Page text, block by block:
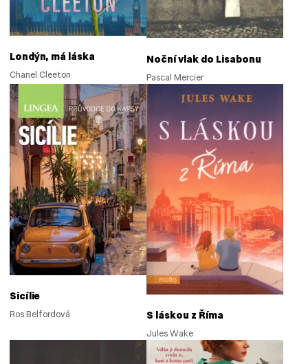
Londýn, má láska
Chanel Cleeton
Noční vlak do Lisabonu
Pascal Mercier
Sicílie
Ros Belfordová S láskou z Říma
Jules Wake